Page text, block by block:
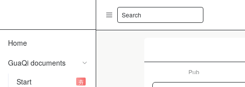
Home
GuaQi documents
Start
夯
Search
Pub